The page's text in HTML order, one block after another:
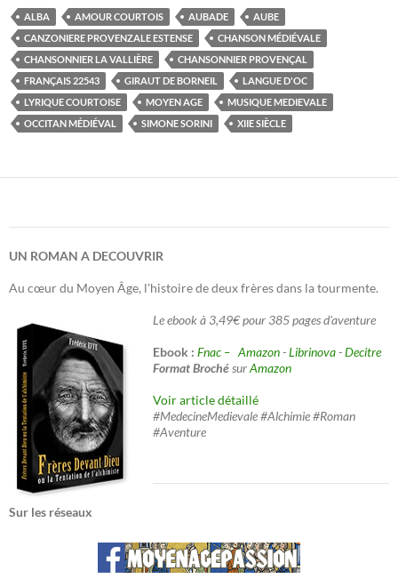
ALBA AMOUR COURTOIS AUBADE
AUBE
CANZONIERE PROVENZALE ESTENSE
CHANSON MÉDIÉVALE
CHANSONNIER LA VALLIÈRE
CHANSONNIER PROVENÇAL
FRANÇAIS 22543
GIRAUT DE BORNEIL
LANGUE D'OC
LYRIQUE COURTOISE
MOYEN AGE
MUSIQUE MEDIEVALE
OCCITAN MÉDIÉVAL
SIMONE SORINI XIIE SIÈCLE
UN ROMAN A DECOUVRIR
Au cœur du Moyen Âge, l'histoire de deux frères dans la tourmente.
Le ebook à 3,49€ pour 385 pages d'aventure
Ebook : Fnac – Amazon-Librinova-Decitre
Format BrochésurAmazon
Voir article détaillé
#MedecineMedievale #Alchimie #Roman
#Aventure
Sur les réseaux